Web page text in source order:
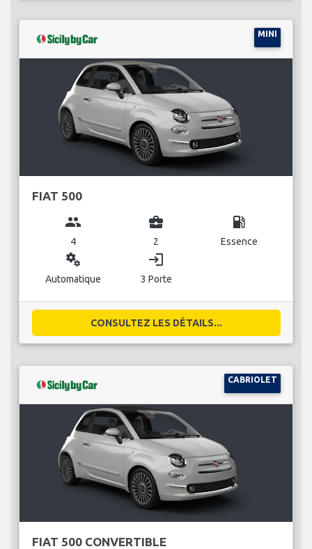
MINI
FIAT 500
group
4
business_center
2
local_gas_station
Essence
miscellaneous_services
Automatique
login
3 Porte
CONSULTEZ LES DÉTAILS...
CABRIOLET
FIAT 500 CONVERTIBLE